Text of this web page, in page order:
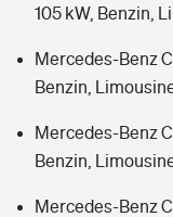
105 kW, Benzin,
Mercedes-Benz
Benzin,
Mercedes-Benz
Benzin,
Mercedes-Benz